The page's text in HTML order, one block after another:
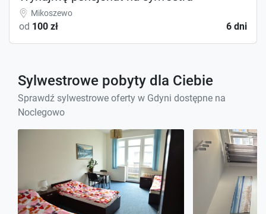
Mikoszewo
od 100 zł 6 dni
Sylwestrowe pobyty dla Ciebie
Sprawdź sylwestrowe oferty w Gdyni dostępne na
Noclegowo